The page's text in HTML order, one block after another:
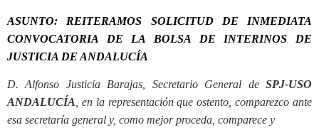
ASUNTO: REITERAMOS SOLICITUD DE INMEDIATA
CONVOCATORIA DE LA BOLSA DE INTERINOS DE
JUSTICIA DE ANDALUCÍA
D. Alfonso Justicia Barajas, Secretario General de SPJ-USO
ANDALUCÍA
, en la representación que ostento, comparezco ante
esa secretaría general y, como mejor proceda, comparece y